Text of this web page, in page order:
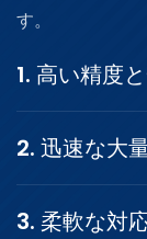
す。
1. 高い精度
2. 迅速な大
3. 柔軟な対